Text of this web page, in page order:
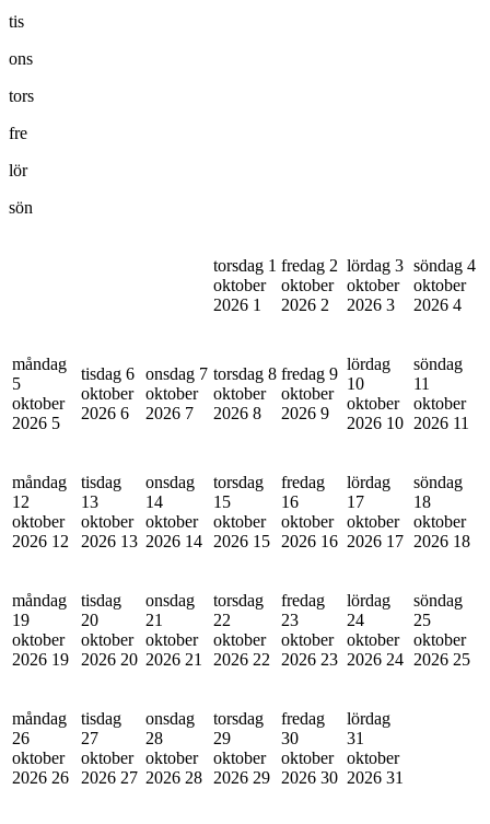
tis
ons
tors
fre
lör
sön
torsdag 1
oktober
2026 1
fredag 2
oktober
2026 2
lördag 3
oktober
2026 3
söndag 4
oktober
2026 4
måndag
5
oktober
2026 5
tisdag 6
oktober
2026 6
onsdag 7
oktober
2026 7
torsdag 8
oktober
2026 8
fredag 9
oktober
2026 9
lördag
10
oktober
2026 10
söndag
11
oktober
2026 11
måndag
12
oktober
2026 12
tisdag
13
oktober
2026 13
onsdag
14
oktober
2026 14
torsdag
15
oktober
2026 15
fredag
16
oktober
2026 16
lördag
17
oktober
2026 17
söndag
18
oktober
2026 18
måndag
19
oktober
2026 19
tisdag
20
oktober
2026 20
onsdag
21
oktober
2026 21
torsdag
22
oktober
2026 22
fredag
23
oktober
2026 23
lördag
24
oktober
2026 24
söndag
25
oktober
2026 25
måndag
26
oktober
2026 26
tisdag
27
oktober
2026 27
onsdag
28
oktober
2026 28
torsdag
29
oktober
2026 29
fredag
30
oktober
2026 30
lördag
31
oktober
2026 31